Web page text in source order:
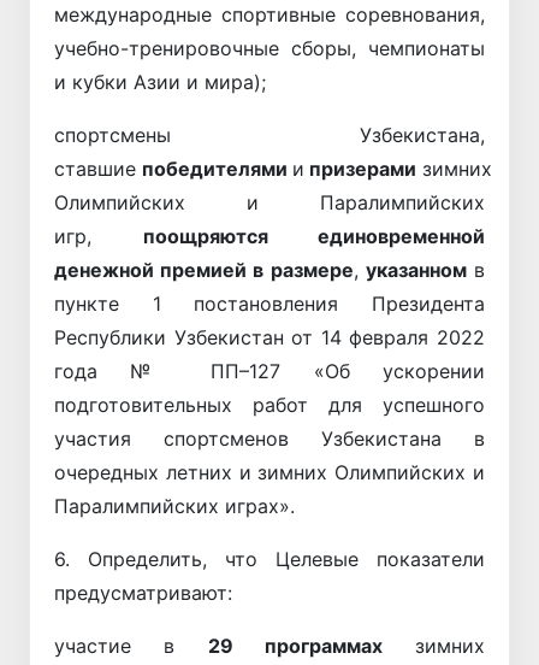
международные спортивные соревнования,
учебно-тренировочные сборы, чемпионаты
и кубки Азии и мира);
спортсмены Узбекистана,
ставшие победителями и призерами зимних
Олимпийских и Паралимпийских
игр, поощряются единовременной
денежной премией в размере, указанномв
пункте 1 постановления Президента
Республики Узбекистан от 14 февраля 2022
года № ПП–127 «Об ускорении
подготовительных работ для успешного
участия спортсменов Узбекистана в
очередных летних и зимних Олимпийских и
Паралимпийских играх».
6. Определить, что Целевые показатели
предусматривают:
участие в 29 программахзимних